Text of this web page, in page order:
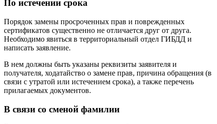
По истечении срока
Порядок замены просроченных прав и поврежденных
сертификатов существенно не отличается друг от друга.
Необходимо явиться в территориальный отдел ГИБДД и
написать заявление.
В нем должны быть указаны реквизиты заявителя и
получателя, ходатайство о замене прав, причина обращения (в
связи с утратой или истечением срока), а также перечень
прилагаемых документов.
В связи со сменой фамилии